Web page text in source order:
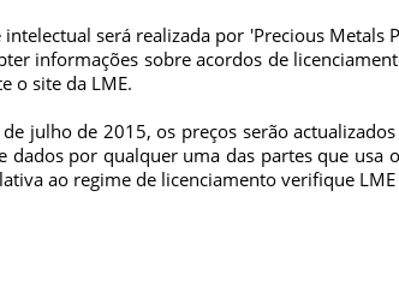
será realizada por 'Precious
informações sobre acordos de
o site da LME.
julho de 2015, os preços serão
dados por qualquer uma das partes que
ao regime de licenciamento verifique